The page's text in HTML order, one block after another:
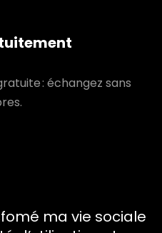
: échangez sans
ma vie sociale